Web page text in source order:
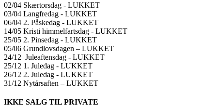
02/04 Skærtorsdag ​​- LUKKET
03/04 Langfredag ​​- LUKKET
06/04 2. Påskedag ​​- LUKKET
14/05 Kristi himmelfartsdag ​​- LUKKET
25/05 2. Pinsedag ​​- LUKKET
05/06 Grundlovsdagen – LUKKET
24/12 Juleaftensdag ​​- LUKKET
25/12 1. Juledag ​​- LUKKET
26/12 2. Juledag ​​- LUKKET
31/12 Nytårsaften – LUKKET
IKKE SALG TIL PRIVATE